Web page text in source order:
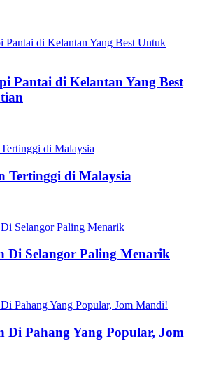
Pantai di Kelantan Yang Best
Tertinggi di Malaysia
Di Selangor Paling Menarik
Di Pahang Yang Popular, Jom